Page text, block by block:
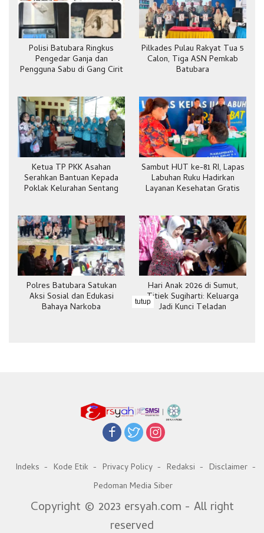
Polisi Batubara Ringkus
Pengedar Ganja dan
Pengguna Sabu di Gang Cirit
Pilkades Pulau Rakyat Tua 5
Calon, Tiga ASN Pemkab
Batubara
Ketua TP PKK Asahan
Serahkan Bantuan Kepada
Poklak Kelurahan Sentang
Sambut HUT ke-81 RI, Lapas
Labuhan Ruku Hadirkan
Layanan Kesehatan Gratis
Polres Batubara Satukan
Aksi Sosial dan Edukasi
Bahaya Narkoba
Hari Anak 2026 di Sumut,
Titiek Sugiharti: Keluarga
Jadi Kunci Teladan
Indeks Kode Etik Privacy Policy Redaksi
Disclaimer
Pedoman Media Siber
Copyright © 2023 ersyah.com - All right
reserved
tutup